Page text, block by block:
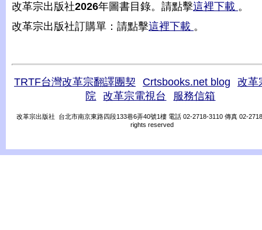
改革宗出版社2026年圖書目錄。請點擊這裡下載 。
改革宗出版社訂購單：請點擊這裡下載 。
TRTF台灣改革宗翻譯團契 Crtsbooks.net blog
改革
院
改革宗電視台 服務信箱
改革宗出版社 台北市南京東路四段133巷6弄40號1樓 電話 02-2718-3110 傳真 02-
rights reserved